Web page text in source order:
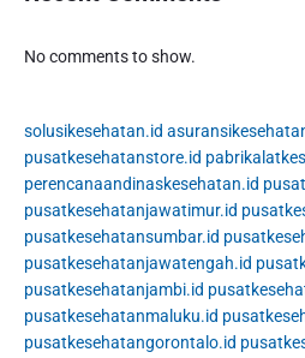
No comments to show.
solusikesehatan.id
pusatkesehatanstore.id
perencanaandinaskesehatan.id
pusatkesehatanjawatimur.id
pusatkesehatansumbar.id
pusatkesehatanjawatengah.id
pusatkesehatanjambi.id
pusatkesehatanmaluku.id
pusatkesehatangorontalo.id